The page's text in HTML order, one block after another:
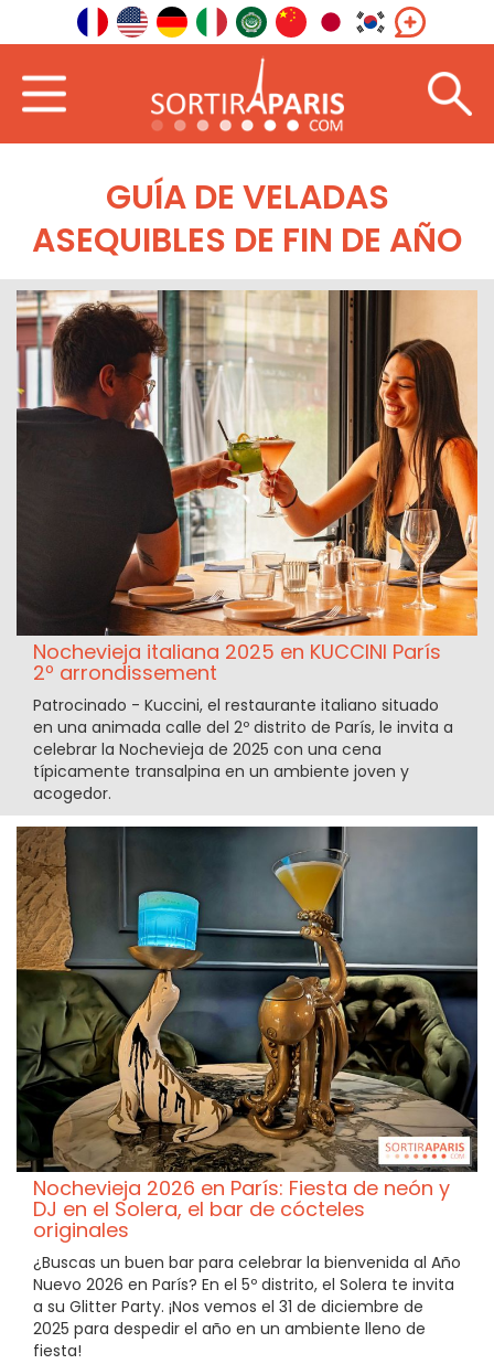
GUÍA DE VELADAS
ASEQUIBLES DE FIN DE AÑO
Nochevieja italiana 2025 en KUCCINI París
2º arrondissement
Patrocinado - Kuccini, el restaurante italiano situado
en una animada calle del 2º distrito de París, le invita a
celebrar la Nochevieja de 2025 con una cena
típicamente transalpina en un ambiente joven y
acogedor.
Nochevieja 2026 en París: Fiesta de neón y
DJ en el Solera, el bar de cócteles
originales
¿Buscas un buen bar para celebrar la bienvenida al Año
Nuevo 2026 en París? En el 5º distrito, el Solera te invita
a su Glitter Party. ¡Nos vemos el 31 de diciembre de
2025 para despedir el año en un ambiente lleno de
fiesta!